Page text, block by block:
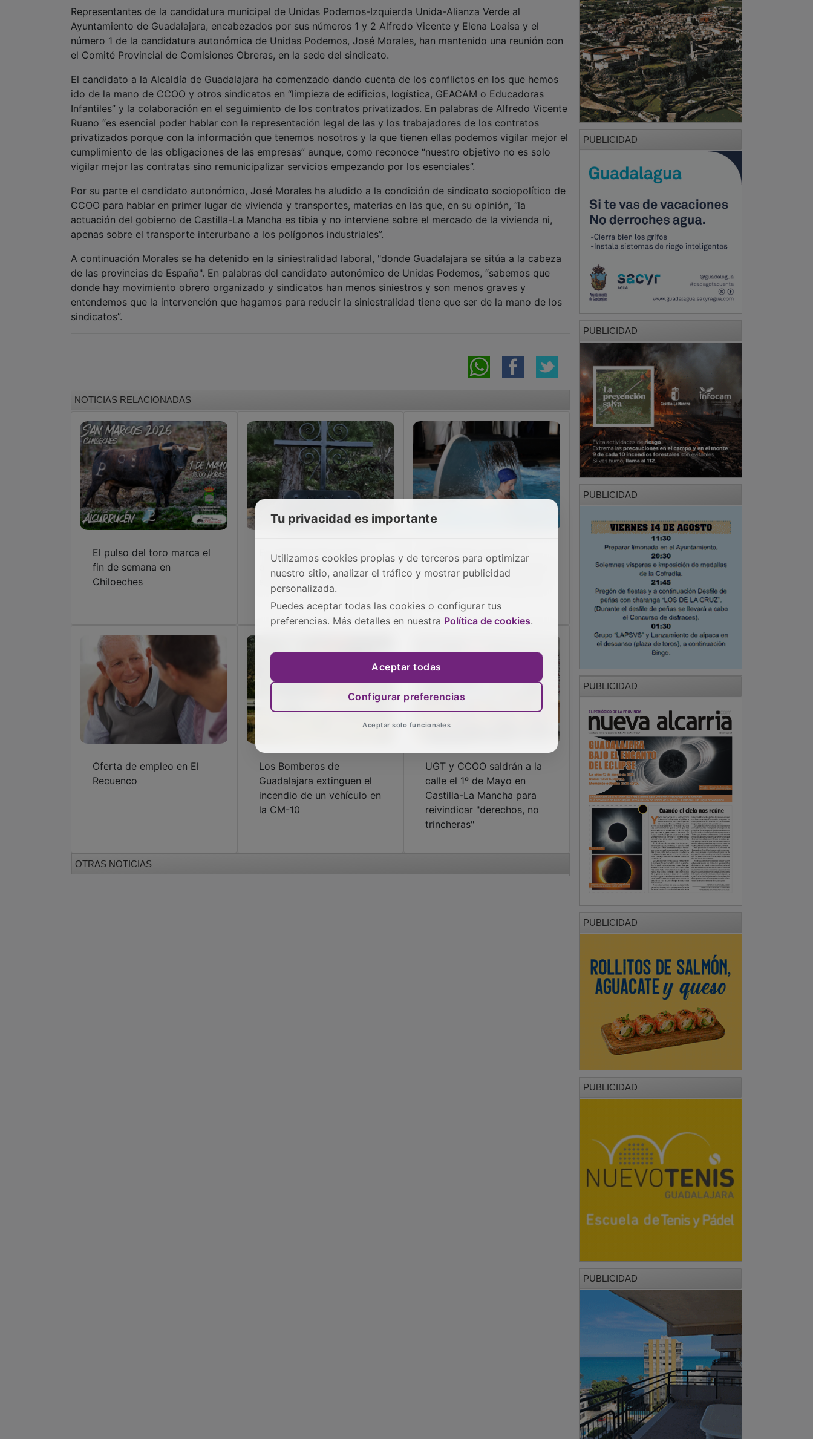
Representantes de la candidatura municipal de Unidas Podemos-Izquierda Unida-Alianza Verde al
Ayuntamiento de Guadalajara, encabezados por sus números 1 y 2 Alfredo Vicente y Elena Loaisa y el
número 1 de la candidatura autonómica de Unidas Podemos, José Morales, han mantenido una reunión con
el Comité Provincial de Comisiones Obreras, en la sede del sindicato.
El candidato a la Alcaldía de Guadalajara ha comenzado dando cuenta de los conflictos en los que hemos
ido de la mano de CCOO y otros sindicatos en “limpieza de edificios, logística, GEACAM o Educadoras
Infantiles” y la colaboración en el seguimiento de los contratos privatizados. En palabras de Alfredo Vicente
Ruano “es esencial poder hablar con la representación legal de las y los trabajadores de los contratos
privatizados porque con la información que tenemos nosotros y la que tienen ellas podemos vigilar mejor el
cumplimiento de las obligaciones de las empresas” aunque, como reconoce “nuestro objetivo no es solo
vigilar mejor las contratas sino remunicipalizar servicios empezando por los esenciales”.
Por su parte el candidato autonómico, José Morales ha aludido a la condición de sindicato sociopolítico de
CCOO para hablar en primer lugar de vivienda y transportes, materias en las que, en su opinión, “la
actuación del gobierno de Castilla-La Mancha es tibia y no interviene sobre el mercado de la vivienda ni,
apenas sobre el transporte interurbano a los polígonos industriales”.
A continuación Morales se ha detenido en la siniestralidad laboral, "donde Guadalajara se sitúa a la cabeza
de las provincias de España". En palabras del candidato autonómico de Unidas Podemos, “sabemos que
donde hay movimiento obrero organizado y sindicatos han menos siniestros y son menos graves y
entendemos que la intervención que hagamos para reducir la siniestralidad tiene que ser de la mano de los
sindicatos”.
NOTICIAS RELACIONADAS
El pulso del toro marca el
fin de semana en
Chiloeches
En memoria del cartero
que sacrificó su vida al
servicio de una comarca
El Balneario de Trillo
ofrece cinco empleos para
su reapertura en mayo de
Oferta de empleo en El
Recuenco
Los Bomberos de
Guadalajara extinguen el
incendio de un vehículo en
la CM-10
UGT y CCOO saldrán a la
calle el 1º de Mayo en
Castilla-La Mancha para
reivindicar "derechos, no
trincheras"
OTRAS NOTICIAS
PUBLICIDAD
PUBLICIDAD
PUBLICIDAD
PUBLICIDAD
PUBLICIDAD
PUBLICIDAD
PUBLICIDAD
Tu privacidad es importante
Utilizamos cookies propias y de terceros para optimizar
nuestro sitio, analizar el tráfico y mostrar publicidad
personalizada.
Puedes aceptar todas las cookies o configurar tus
preferencias. Más detalles en nuestra Política de cookies.
Aceptar todas
Configurar preferencias
Aceptar solo funcionales